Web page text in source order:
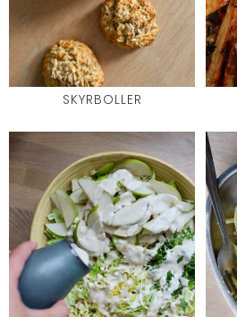
SKYRBOLLER